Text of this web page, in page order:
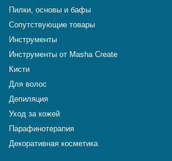
Пилки, основы и бафы
Сопутствующие товары
Инструменты
Инструменты от Masha Create
Кисти
Для волос
Депиляция
Уход за кожей
Парафинотерапия
Декоративная косметика